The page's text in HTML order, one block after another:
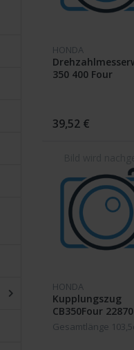
HONDA
350 400 Four
39,52 €
HONDA
Kupplungszug
CB350Four
610
Gesamtlänge